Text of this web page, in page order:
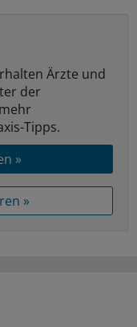
Ärzte und
der
Tipps.
»
»